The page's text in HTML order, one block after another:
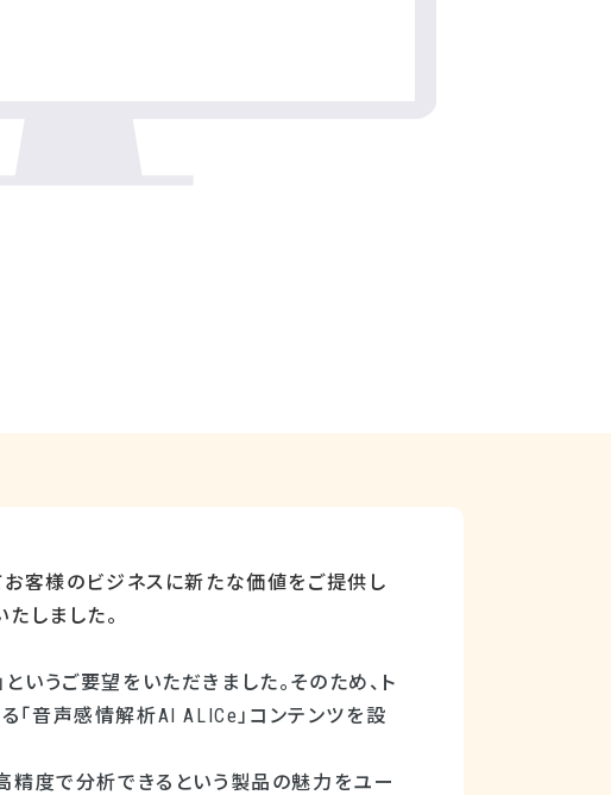
お客様のビジネスに新たな価値をご提供し
しました。
というご要望をいただきました。そのため、ト
「音声感情解析AI ALICe」コンテンツを設
精度で分析できるという製品の魅力をユー